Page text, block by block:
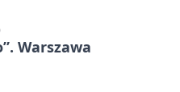
Warszawa